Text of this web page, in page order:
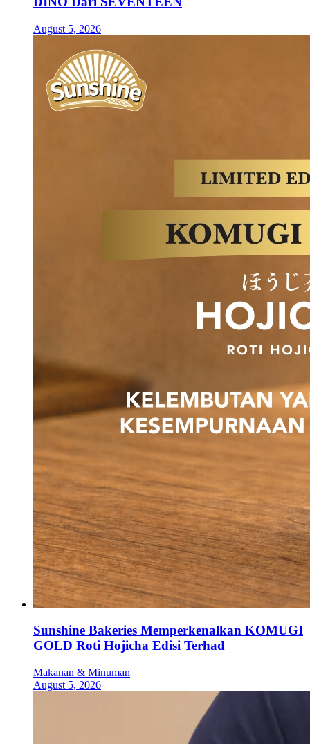
August 5, 2026
Sunshine Bakeries Memperkenalkan KOMUGI
GOLD Roti Hojicha Edisi Terhad
Makanan & Minuman
August 5, 2026